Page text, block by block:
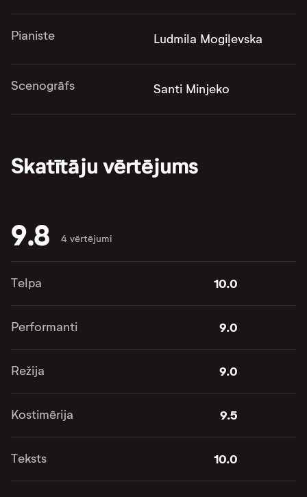
Pianiste Ludmila Mogiļevska
Scenogrāfs Santi Minjeko
Skatītāju vērtējums
9.8 4 vērtējumi
Telpa 10.0
Performanti 9.0
Režija 9.0
Kostimērija 9.5
Teksts 10.0